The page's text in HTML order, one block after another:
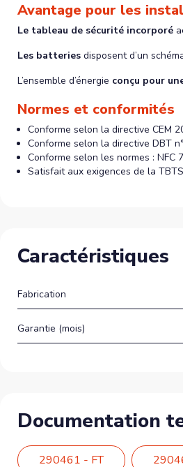
Avantage pour les
Le tableau de sécurité incorporé
Les batteries disposent d’un
L’ensemble d’énergie conçu pour
Normes et conformités
Conforme selon la directive CEM
Conforme selon la directive DBT
Conforme selon les normes : NFC
Satisfait aux exigences de la
Caractéristiques
Fabrication
Garantie (mois)
Documentation
290461 - FT